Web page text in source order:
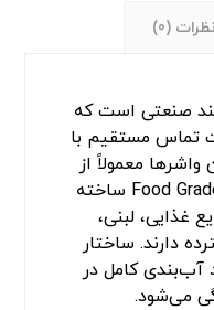
نظرات (0)
صنعتی است که
تماس مستقیم با
معمولاً از
متریال‌های دارای استاندارد Food Grade ساخته
غذایی، لبنی،
دارند. ساختار
آب‌بندی کامل در
می‌شود.